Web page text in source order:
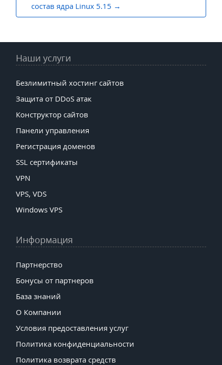
состав ядра Linux 5.15
Наши услуги
Безлимитный хостинг сайтов
Защита от DDoS атак
Конструктор сайтов
Панели управления
Регистрация доменов
SSL сертификаты
VPN
VPS, VDS
Windows VPS
Информация
Партнерство
Бонусы от партнеров
База знаний
О Компании
Условия предоставления услуг
Политика конфиденциальности
Политика возврата средств